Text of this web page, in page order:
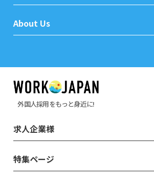
About Us
外国人採用をもっと身近に!
求人企業様
特集ページ